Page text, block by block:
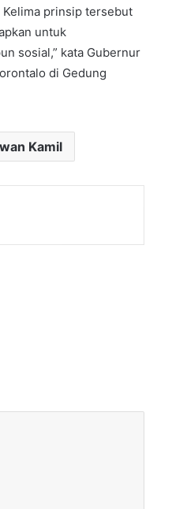
Kelima prinsip tersebut
untuk
sosial,” kata Gubernur
di Gedung
Kamil